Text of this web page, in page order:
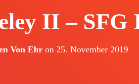
II – SFG
Von Ehr on 25. November 2019